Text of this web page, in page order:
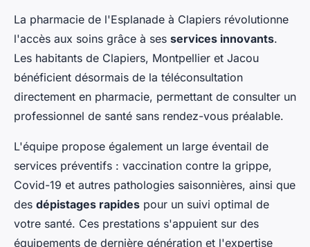
La pharmacie de l'Esplanade à Clapiers révolutionne
l'accès aux soins grâce à ses services innovants.
Les habitants de Clapiers, Montpellier et Jacou
bénéficient désormais de la téléconsultation
directement en pharmacie, permettant de consulter un
professionnel de santé sans rendez-vous préalable.
L'équipe propose également un large éventail de
services préventifs : vaccination contre la grippe,
Covid-19 et autres pathologies saisonnières, ainsi que
des dépistages rapides pour un suivi optimal de
votre santé. Ces prestations s'appuient sur des
équipements de dernière génération et l'expertise